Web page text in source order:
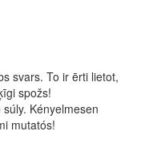
svars. To ir ērti lietot,
spožs!
Kényelmesen
mutatós!